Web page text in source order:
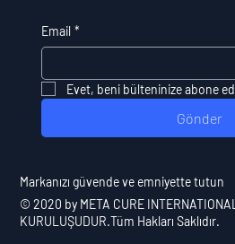
Email *
Evet, beni bülteninize abone
Gönder
​Markanızı güvende ve emniyette tutun
© 2020 by META CURE INTERNATIONAL
KURULUŞUDUR.Tüm Hakları Saklıdır.